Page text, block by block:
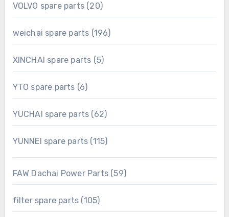
VOLVO spare parts 2020
products
weichai spare parts 196196
products
XINCHAI spare parts 55
products
YTO spare parts 66
products
YUCHAI spare parts 6262
products
YUNNEI spare parts 115115
FAW Dachai Power Parts 5959
products
filter spare parts 105105
products